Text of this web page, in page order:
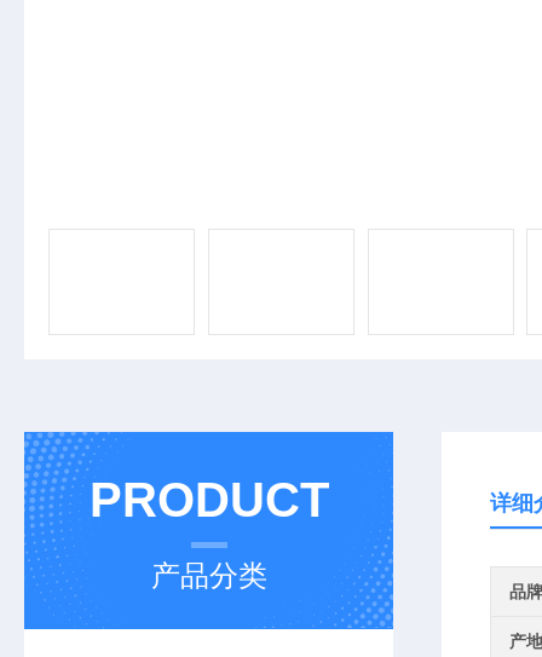
PRODUCT
产品分类
详细
品牌
产